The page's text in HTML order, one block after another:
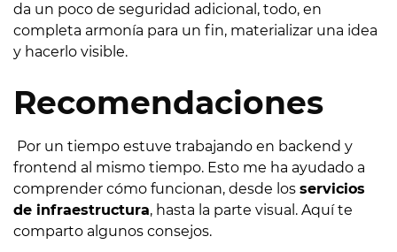
da un poco de seguridad adicional, todo, en
completa armonía para un fin, materializar una idea
y hacerlo visible.
Recomendaciones
Por un tiempo estuve trabajando en backend y
frontend al mismo tiempo. Esto me ha ayudado a
comprender cómo funcionan, desde los servicios
de infraestructura, hasta la parte visual. Aquí te
comparto algunos consejos.